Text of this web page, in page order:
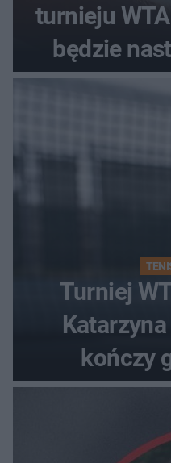
turnieju
będzie
Turniej
kończy